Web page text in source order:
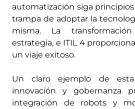
automatización siga
trampa de adoptar la
misma. La
estrategia, e ITIL 4
un viaje exitoso.
Un claro ejemplo de
innovación y gobernanza
integración de robots y